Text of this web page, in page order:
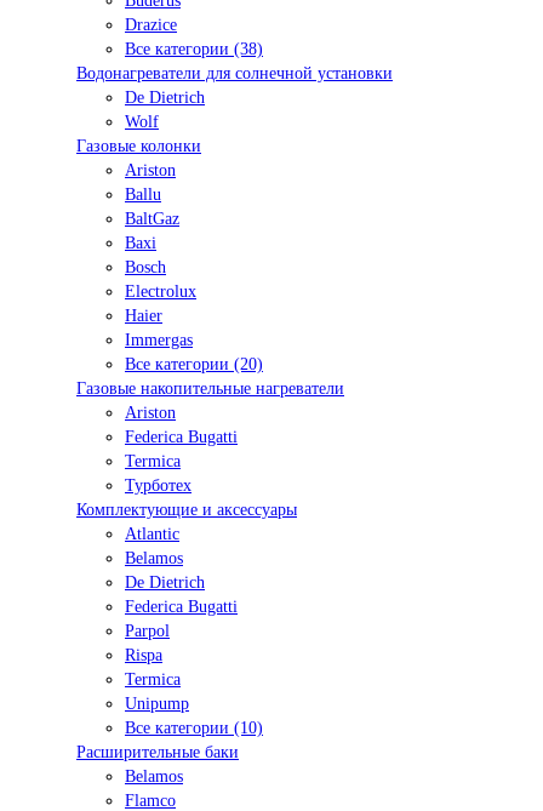
Drazice
Все категории (38)
Водонагреватели для солнечной установки
De Dietrich
Wolf
Газовые колонки
Ariston
Ballu
BaltGaz
Baxi
Bosсh
Electrolux
Haier
Immergas
Все категории (20)
Газовые накопительные нагреватели
Ariston
Federica Bugatti
Termica
Турботех
Комплектующие и аксессуары
Atlantic
Belamos
De Dietrich
Federica Bugatti
Parpol
Rispa
Termica
Unipump
Все категории (10)
Расширительные баки
Belamos
Flamco